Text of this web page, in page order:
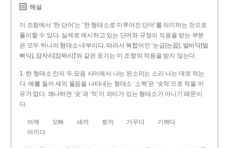
해설
이 조항에서 ‘한 단어’는 ‘한 형태소로 이루어진 단어’를 의미하는 것으로
풀이할 수 있다. 실제로 예시하고 있는 단어와 규정의 적용을 받는 부분
은 모두 하나의 형태소 내부이다. 따라서 복합어인 ‘눈곱[눈꼽], 발바닥[발
빠닥], 잠자리[잠짜리]’와 같은 표기는 이 조항의 적용을 받지 않는다.
1. 한 형태소 안의 두 모음 사이에서 나는 된소리는 소리 나는 대로 적는
다. 예를 들어 새의 울음을 나타내는 형태소 ‘소쩍’은 ‘솟적’으로 적을 이
유가 없다. 왜냐하면 ‘솟’과 ‘적’이 의미가 있는 형태소가 아니기 때문이
다.
어깨 오빠 새끼 토끼 가꾸다
기쁘다
아끼다